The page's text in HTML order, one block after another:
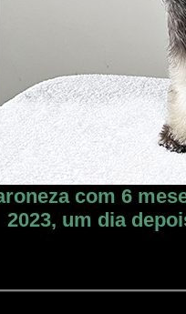
com 6
2023, um dia